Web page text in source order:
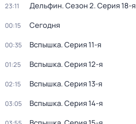
23:11 Дельфин. Сезон 2. Серия 18-я
00:15 Сегодня
00:35 Вспышка. Серия 11-я
01:25 Вспышка. Серия 12-я
02:15 Вспышка. Серия 13-я
03:05 Вспышка. Серия 14-я